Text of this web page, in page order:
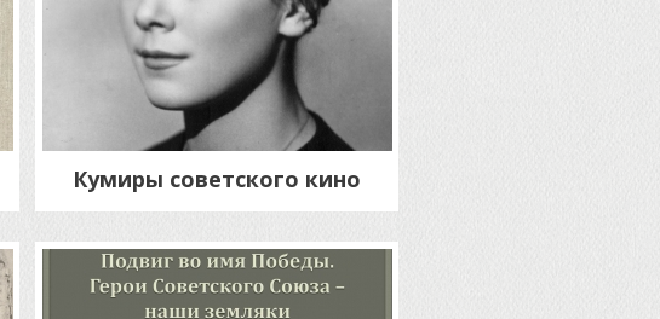
Кумиры советского кино